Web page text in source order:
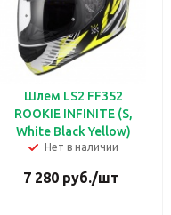
Шлем LS2 FF352
ROOKIE INFINITE (S,
White Black Yellow)
Нет в наличии
7 280 руб./шт